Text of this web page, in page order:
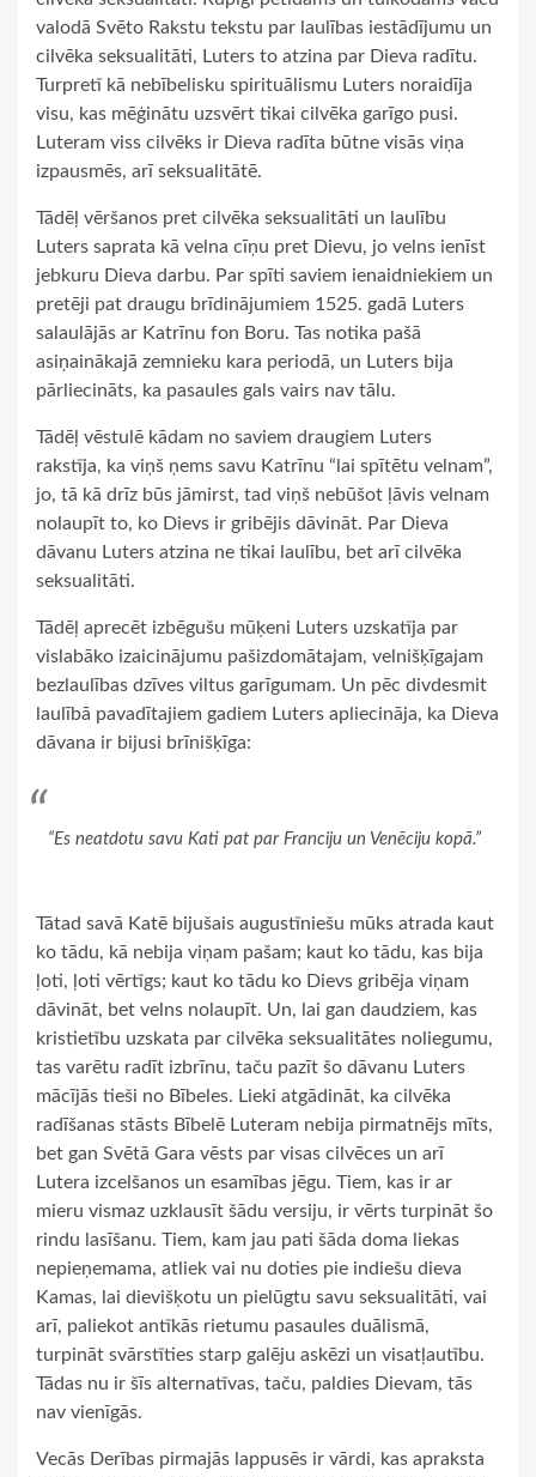
valodā Svēto Rakstu tekstu par laulības iestādījumu un
cilvēka seksualitāti, Luters to atzina par Dieva radītu.
Turpretī kā nebībelisku spirituālismu Luters noraidīja
visu, kas mēģinātu uzsvērt tikai cilvēka garīgo pusi.
Luteram viss cilvēks ir Dieva radīta būtne visās viņa
izpausmēs, arī seksualitātē.
Tādēļ vēršanos pret cilvēka seksualitāti un laulību
Luters saprata kā velna cīņu pret Dievu, jo velns ienīst
jebkuru Dieva darbu. Par spīti saviem ienaidniekiem un
pretēji pat draugu brīdinājumiem 1525. gadā Luters
salaulājās ar Katrīnu fon Boru. Tas notika pašā
asiņainākajā zemnieku kara periodā, un Luters bija
pārliecināts, ka pasaules gals vairs nav tālu.
Tādēļ vēstulē kādam no saviem draugiem Luters
rakstīja, ka viņš ņems savu Katrīnu “lai spītētu velnam”,
jo, tā kā drīz būs jāmirst, tad viņš nebūšot ļāvis velnam
nolaupīt to, ko Dievs ir gribējis dāvināt. Par Dieva
dāvanu Luters atzina ne tikai laulību, bet arī cilvēka
seksualitāti.
Tādēļ aprecēt izbēgušu mūķeni Luters uzskatīja par
vislabāko izaicinājumu pašizdomātajam, velnišķīgajam
bezlaulības dzīves viltus garīgumam. Un pēc divdesmit
laulībā pavadītajiem gadiem Luters apliecināja, ka Dieva
dāvana ir bijusi brīnišķīga:
“Es neatdotu savu Kati pat par Franciju un Venēciju kopā.”
Tātad savā Katē bijušais augustīniešu mūks atrada kaut
ko tādu, kā nebija viņam pašam; kaut ko tādu, kas bija
ļoti, ļoti vērtīgs; kaut ko tādu ko Dievs gribēja viņam
dāvināt, bet velns nolaupīt. Un, lai gan daudziem, kas
kristietību uzskata par cilvēka seksualitātes noliegumu,
tas varētu radīt izbrīnu, taču pazīt šo dāvanu Luters
mācījās tieši no Bībeles. Lieki atgādināt, ka cilvēka
radīšanas stāsts Bībelē Luteram nebija pirmatnējs mīts,
bet gan Svētā Gara vēsts par visas cilvēces un arī
Lutera izcelšanos un esamības jēgu. Tiem, kas ir ar
mieru vismaz uzklausīt šādu versiju, ir vērts turpināt šo
rindu lasīšanu. Tiem, kam jau pati šāda doma liekas
nepieņemama, atliek vai nu doties pie indiešu dieva
Kamas, lai dievišķotu un pielūgtu savu seksualitāti, vai
arī, paliekot antīkās rietumu pasaules duālismā,
turpināt svārstīties starp galēju askēzi un visatļautību.
Tādas nu ir šīs alternatīvas, taču, paldies Dievam, tās
nav vienīgās.
Vecās Derības pirmajās lappusēs ir vārdi, kas apraksta